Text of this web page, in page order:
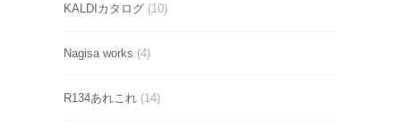
KALDIカタログ (10)
Nagisa works (4)
R134あれこれ (14)